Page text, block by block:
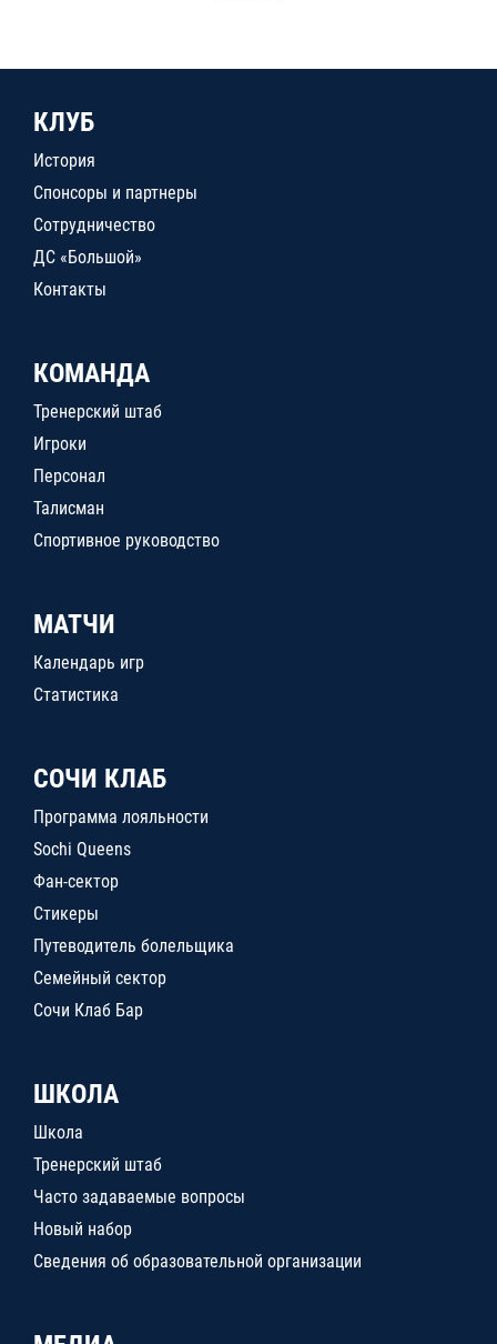
КЛУБ
История
Спонсоры и партнеры
Сотрудничество
ДС «Большой»
Контакты
КОМАНДА
Тренерский штаб
Игроки
Персонал
Талисман
Спортивное руководство
МАТЧИ
Календарь игр
Статистика
СОЧИ КЛАБ
Программа лояльности
Sochi Queens
Фан-сектор
Стикеры
Путеводитель болельщика
Семейный сектор
Сочи Клаб Бар
ШКОЛА
Школа
Тренерский штаб
Часто задаваемые вопросы
Новый набор
Сведения об образовательной организации